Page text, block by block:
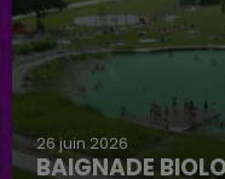
26 juin 2026
BAIGNADE